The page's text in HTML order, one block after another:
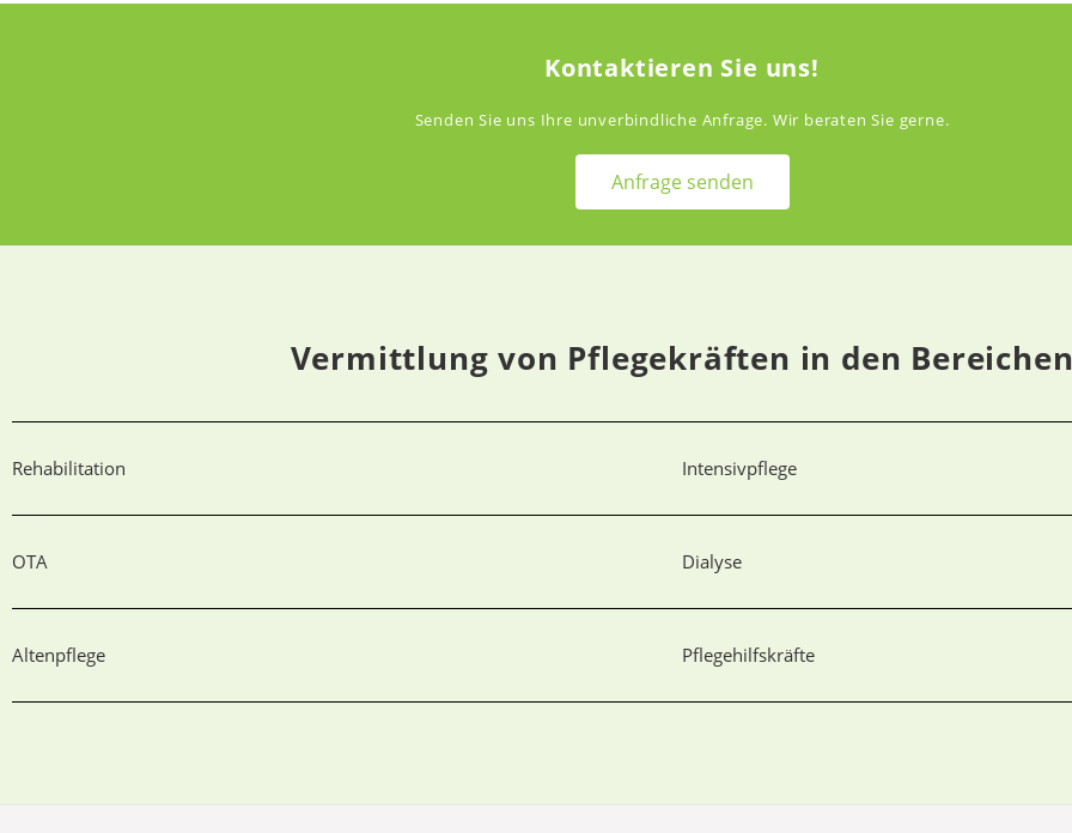
Kontaktieren Sie uns!
Senden Sie uns Ihre unverbindliche Anfrage. Wir beraten Sie gerne.
Anfrage senden
Vermittlung von Pflegekräften in den
Rehabilitation Intensivpflege
OTA Dialyse
Altenpflege Pflegehilfskräfte